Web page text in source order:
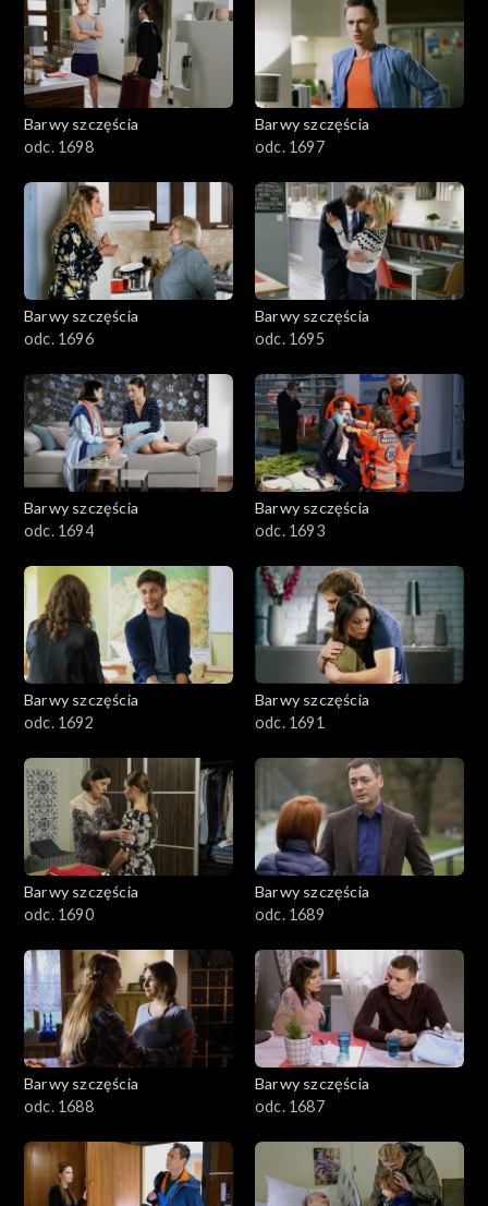
2801–2900
2701–2800
2501–2600
2401–2500
2301–2400
2201–2300
2101–2200
2001–2100
1801–1900
1701–1800
1601–1700
1501–1600
1401–1500
1301–1400
1101–1200
1001–1100
901–1000
801–900
782–800
Barwy szczęścia
odc. 1698
Barwy szczęścia
odc. 1697
Barwy szczęścia
odc. 1696
Barwy szczęścia
odc. 1695
Barwy szczęścia
odc. 1694
Barwy szczęścia
odc. 1693
Barwy szczęścia
odc. 1692
Barwy szczęścia
odc. 1691
Barwy szczęścia
odc. 1690
Barwy szczęścia
odc. 1689
Barwy szczęścia
odc. 1688
Barwy szczęścia
odc. 1687